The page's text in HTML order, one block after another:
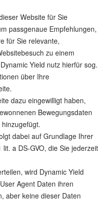
Website für Sie
passgenaue Empfehlungen,
für Sie relevante,
zu einem
Yield nutz hierfür sog.
über Ihre
dazu eingewilligt haben,
Bewegungsdaten
dabei auf Grundlage Ihrer
a DS-GVO, die Sie jederzeit
wird Dynamic Yield
Agent Daten ihren
aber keine dieser Daten